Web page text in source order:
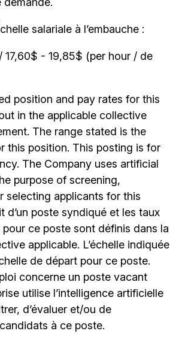
salariale à l’embauche :
17,60$ - 19,85$ (per hour / de
position and pay rates for this
in the applicable collective
The range stated is the
this position. This posting is for
The Company uses artificial
purpose of screening,
selecting applicants for this
d’un poste syndiqué et les taux
ce poste sont définis dans la
applicable. L’échelle indiquée
de départ pour ce poste.
concerne un poste vacant
utilise l’intelligence artificielle
d’évaluer et/ou de
à ce poste.